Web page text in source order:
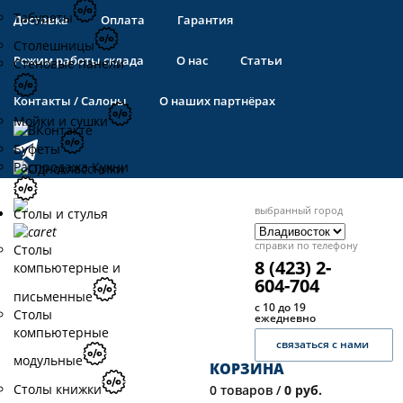
Доставка Оплата Гарантия
Режим работы склада О нас Статьи
Контакты / Салоны О наших партнёрах
выбранный город
справки по телефону
8 (423) 2-
604-704
с 10 до 19
ежедневно
связаться с нами
КОРЗИНА
0 товаров / 0 руб.
Табуреты
Столешницы
Стеновые панели
Мойки и сушки
Буфеты
Распродажа Кухни
Столы и стулья
Столы
компьютерные и
письменные
Столы
компьютерные
модульные
Столы книжки